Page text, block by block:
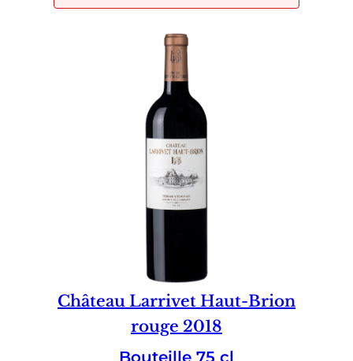
Château Larrivet Haut-Brion
rouge 2018